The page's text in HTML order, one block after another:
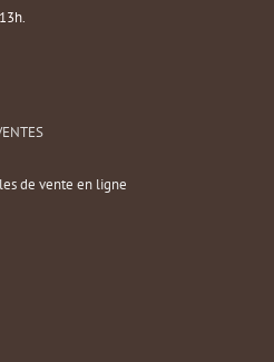
de vente en ligne